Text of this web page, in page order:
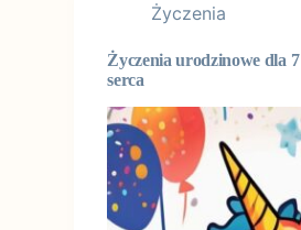
Życzenia
Życzenia urodzinowe dla
serca